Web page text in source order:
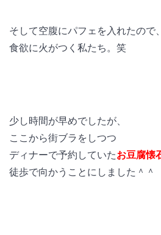
そして空腹にパフェを入れたので、
食欲に火がつく私たち。笑
少し時間が早めでしたが、
ここから街ブラをしつつ
ディナーで予約していたお豆腐懐
徒歩で向かうことにしました＾＾